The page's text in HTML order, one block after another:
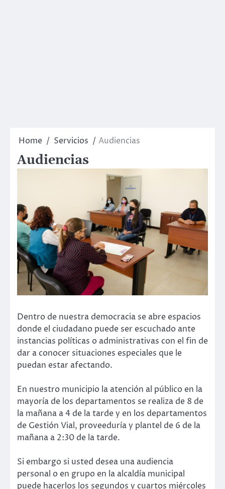
Home Servicios Audiencias
Audiencias
Dentro de nuestra democracia se abre espacios
donde el ciudadano puede ser escuchado ante
instancias políticas o administrativas con el fin de
dar a conocer situaciones especiales que le
puedan estar afectando.
En nuestro municipio la atención al público en la
mayoría de los departamentos se realiza de 8 de
la mañana a 4 de la tarde y en los departamentos
de Gestión Vial, proveeduría y plantel de 6 de la
mañana a 2:30 de la tarde.
Si embargo si usted desea una audiencia
personal o en grupo en la alcaldía municipal
puede hacerlos los segundos y cuartos miércoles